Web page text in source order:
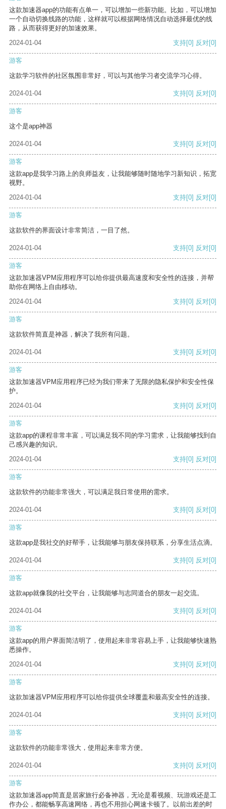
这款加速器app的功能有点单一，可以增加一些新功能。比如，可以增加
一个自动切换线路的功能，这样就可以根据网络情况自动选择最优的线
路，从而获得更好的加速效果。
2024-01-04
支持[0] 反对[0]
游客
这款学习软件的社区氛围非常好，可以与其他学习者交流学习心得。
2024-01-04 支持[0] 反对[0]
游客
这个是app神器
2024-01-04 支持[0] 反对[0]
游客
这款app是我学习路上的良师益友，让我能够随时随地学习新知识，拓宽
视野。
2024-01-04
支持[0] 反对[0]
游客
这款软件的界面设计非常简洁，一目了然。
2024-01-04 支持[0] 反对[0]
游客
这款加速器VPM应用程序可以给你提供最高速度和安全性的连接，并帮
助你在网络上自由移动。
2024-01-04
支持[0] 反对[0]
游客
这款软件简直是神器，解决了我所有问题。
2024-01-04 支持[0] 反对[0]
游客
这款加速器VPM应用程序已经为我们带来了无限的隐私保护和安全性保
护。
2024-01-04
支持[0] 反对[0]
游客
这款app的课程非常丰富，可以满足我不同的学习需求，让我能够找到自
己感兴趣的知识。
2024-01-04
支持[0] 反对[0]
游客
这款软件的功能非常强大，可以满足我日常使用的需求。
2024-01-04 支持[0] 反对[0]
游客
这款app是我社交的好帮手，让我能够与朋友保持联系，分享生活点滴。
2024-01-04 支持[0] 反对[0]
游客
这款app就像我的社交平台，让我能够与志同道合的朋友一起交流。
2024-01-04 支持[0] 反对[0]
游客
这款app的用户界面简洁明了，使用起来非常容易上手，让我能够快速熟
悉操作。
2024-01-04
支持[0] 反对[0]
游客
这款加速器VPM应用程序可以给你提供全球覆盖和最高安全性的连接。
2024-01-04 支持[0] 反对[0]
游客
这款软件的功能非常强大，使用起来非常方便。
2024-01-04 支持[0] 反对[0]
游客
这款加速器app简直是居家旅行必备神器，无论是看视频、玩游戏还是工
作办公，都能畅享高速网络，再也不用担心网速卡顿了。以前出差的时